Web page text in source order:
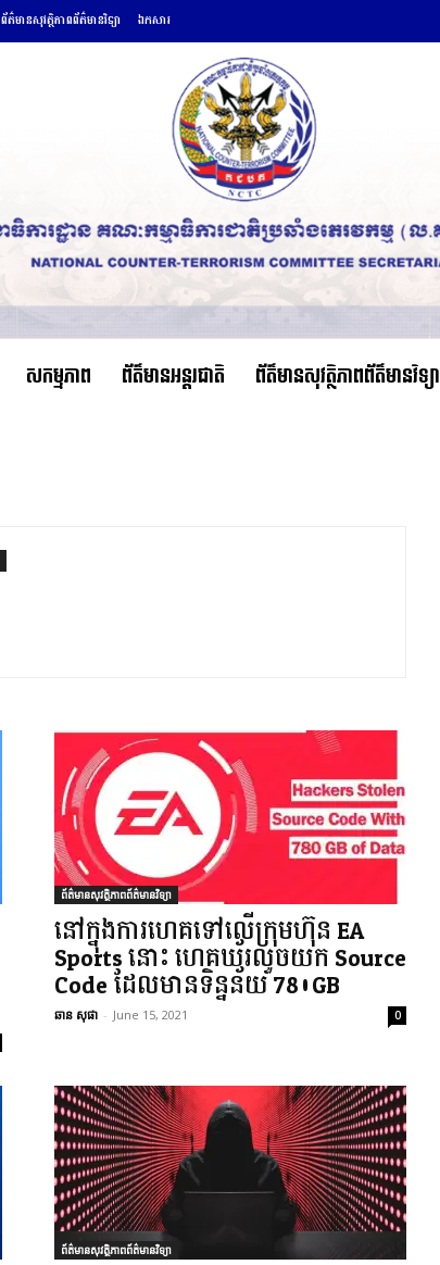
ព័ត៌មានសុវត្ថិភាពព័ត៌មានវិទ្យា ឯកសារ
សកម្មភាព ព័ត៌មានអន្តរជាតិ ព័ត៌មានសុវត្ថិភាពព័ត៌មានវិទ្យា
ព័ត៌មានសុវត្ថិភាពព័ត៌មានវិទ្យា
នៅក្នុងការហេគទៅលើក្រុមហ៊ុន EA
Sports នោះ ហេគឃ័រលួចយក Source
Code ដែលមានទិន្នន័យ 780GB
ឆាន សុផា - June 15, 2021 0
ព័ត៌មានសុវត្ថិភាពព័ត៌មានវិទ្យា